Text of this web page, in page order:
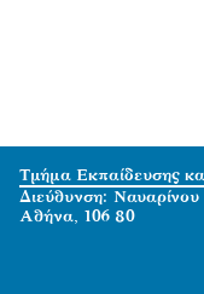
Τμήμα Εκπαίδευσης
Διεύθυνση:
Αθήνα, 106 80